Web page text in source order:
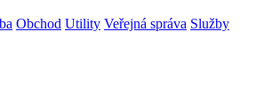
Obchod Utility Veřejná správa Služby